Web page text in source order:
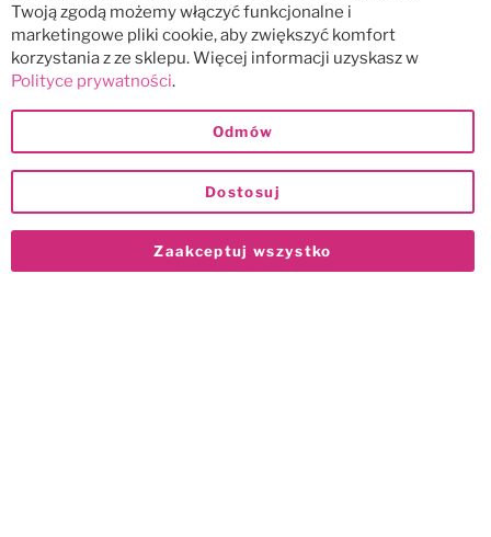
Twoją zgodą możemy włączyć funkcjonalne i
marketingowe pliki cookie, aby zwiększyć komfort
korzystania z ze sklepu. Więcej informacji uzyskasz w
Polityce prywatności.
Zaakceptuj wszystko
Dostosuj
Odmów